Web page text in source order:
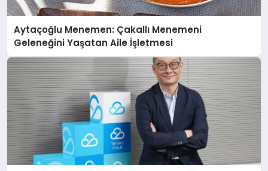
Aytaçoğlu Menemen: Çakallı Menemeni
Geleneğini Yaşatan Aile İşletmesi